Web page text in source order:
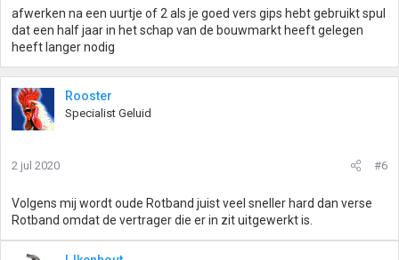
afwerken na een uurtje of 2 als je goed vers gips hebt gebruikt spul
dat een half jaar in het schap van de bouwmarkt heeft gelegen
heeft langer nodig
Rooster
Specialist Geluid
2 jul 2020 #6
Volgens mij wordt oude Rotband juist veel sneller hard dan verse
Rotband omdat de vertrager die er in zit uitgewerkt is.